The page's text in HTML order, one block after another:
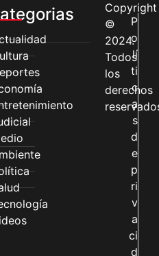
A
EN
EN
SUS
Copyright
©
2024.
Todos
los
derechos
P
o
lí
ti
c
a
s
d
e
p
ri
v
a
ci
d